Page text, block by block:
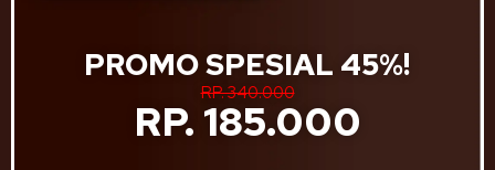
PROMO SPESIAL 45%!
RP. 340.000
RP. 185.000